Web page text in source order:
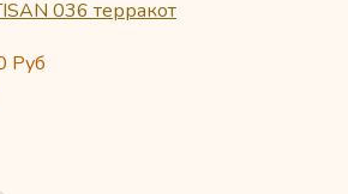
036 терракот
Руб